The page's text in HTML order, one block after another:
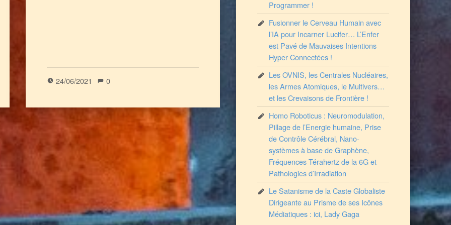
24/06/2021 0
Programmer !
Fusionner le Cerveau Humain avec
l’IA pour Incarner Lucifer… L’Enfer
est Pavé de Mauvaises Intentions
Hyper Connectées !
Les OVNIS, les Centrales Nucléaires,
les Armes Atomiques, le Multivers…
et les Crevaisons de Frontière !
Homo Roboticus : Neuromodulation,
Pillage de l’Energie humaine, Prise
de Contrôle Cérébral, Nano-
systèmes à base de Graphène,
Fréquences Térahertz de la 6G et
Pathologies d’Irradiation
Le Satanisme de la Caste Globaliste
Dirigeante au Prisme de ses Icônes
Médiatiques : ici, Lady Gaga